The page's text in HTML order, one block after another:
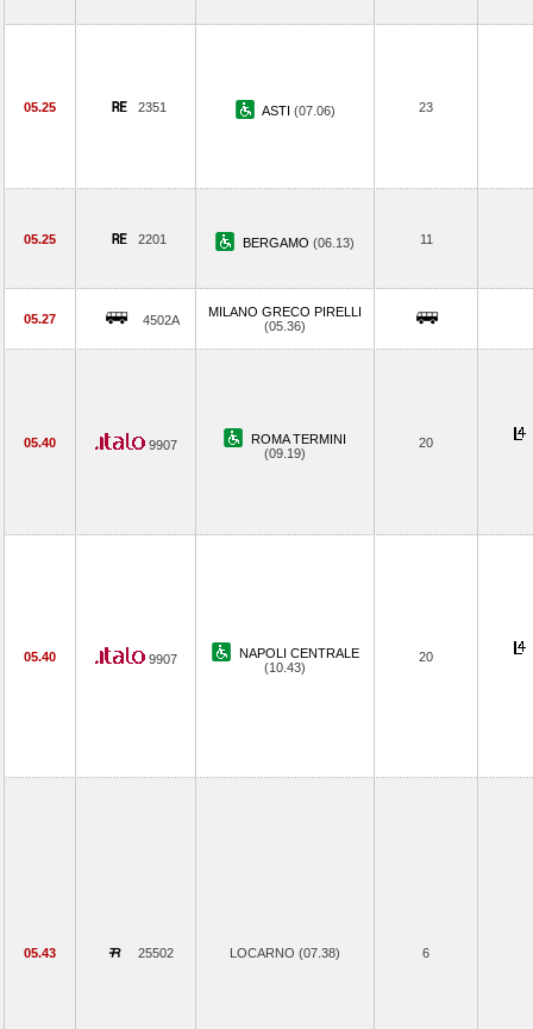
05.25 2351 ASTI (07.06) 23
05.25 2201 BERGAMO (06.13) 11
05.27 4502A
MILANO GRECO PIRELLI
(05.36)
05.40 9907
ROMA TERMINI
(09.19)
20
05.40 9907
NAPOLI CENTRALE
(10.43)
20
05.43 25502 LOCARNO (07.38) 6